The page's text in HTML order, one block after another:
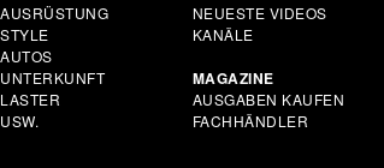
AUSRÜSTUNG
STYLE
AUTOS
UNTERKUNFT
LASTER
USW.
NEUESTE VIDEOS
KANÄLE
MAGAZINE
AUSGABEN KAUFEN
FACHHÄNDLER